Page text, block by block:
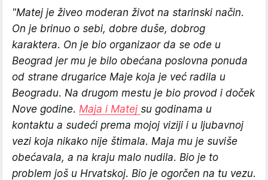
"Matej je živeo moderan život na starinski način.
On je brinuo o sebi, dobre duše, dobrog
karaktera. On je bio organizaor da se ode u
Beograd jer mu je bilo obećana poslovna ponuda
od strane drugarice Maje koja je već radila u
Beogradu. Na drugom mestu je bio provod i doček
Nove godine. Maja i Matej su godinama u
kontaktu a sudeći prema mojoj viziji i u ljubavnoj
vezi koja nikako nije štimala. Maja mu je suviše
obećavala, a na kraju malo nudila. Bio je to
problem još u Hrvatskoj. Bio je ogorčen na tu vezu.